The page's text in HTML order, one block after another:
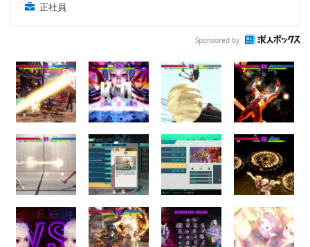
正社員
Sponsored by